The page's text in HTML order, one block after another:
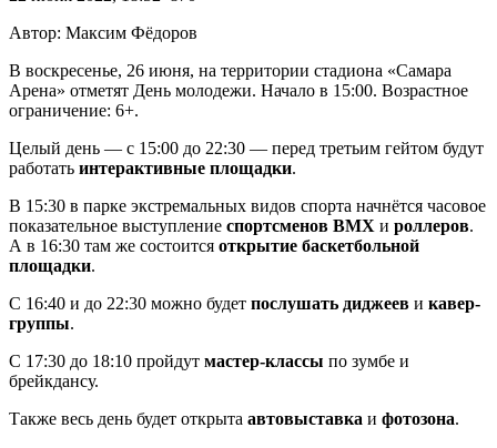
Автор: Максим Фёдоров
В воскресенье, 26 июня, на территории стадиона «Самара
Арена» отметят День молодежи. Начало в 15:00. Возрастное
ограничение: 6+.
Целый день — с 15:00 до 22:30 — перед третьим гейтом будут
работать интерактивные площадки.
В 15:30 в парке экстремальных видов спорта начнётся часовое
показательное выступление спортсменов BMX и роллеров.
А в 16:30 там же состоится открытие баскетбольной
площадки.
С 16:40 и до 22:30 можно будет послушать диджеев и кавер-
группы.
С 17:30 до 18:10 пройдут мастер-классы по зумбе и
брейкдансу.
Также весь день будет открыта автовыставка и фотозона.